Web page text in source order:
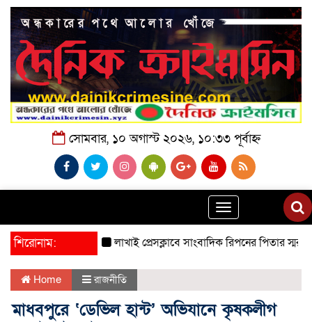
সোমবার, ১০ অগাস্ট ২০২৬, ১০:৩৩ পূর্বাহ্ন
Toggle
navigation
শিরোনাম: লাখাই প্রেসক্লাবে সাংবাদিক রিপনের পিতার স্মরণে
Home রাজনীতি
মাধবপুরে ‘ডেভিল হান্ট’ অভিযানে কৃষকলীগ